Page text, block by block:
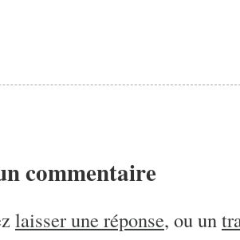
commentaire
laisser une réponse, ou un